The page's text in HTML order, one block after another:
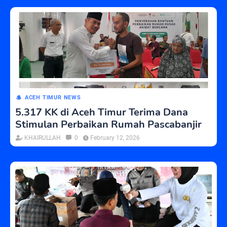
ACEH TIMUR NEWS
5.317 KK di Aceh Timur Terima Dana
Stimulan Perbaikan Rumah Pascabanjir
KHAIRULLAH 0 February 12, 2026